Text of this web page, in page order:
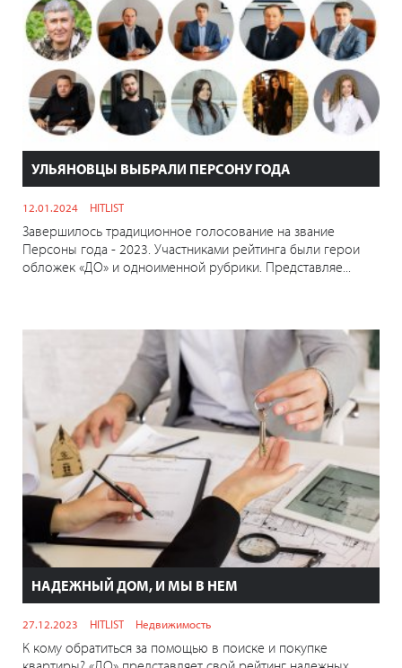
УЛЬЯНОВЦЫ ВЫБРАЛИ ПЕРСОНУ ГОДА
12.01.2024 HITLIST
Завершилось традиционное голосование на звание
Персоны года - 2023. Участниками рейтинга были герои
обложек «ДО» и одноименной рубрики. Представляе...
НАДЕЖНЫЙ ДОМ, И МЫ В НЕМ
27.12.2023 HITLIST Недвижимость
К кому обратиться за помощью в поиске и покупке